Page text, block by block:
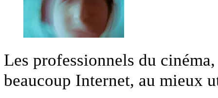
Les professionnels du
beaucoup Internet, au mieux